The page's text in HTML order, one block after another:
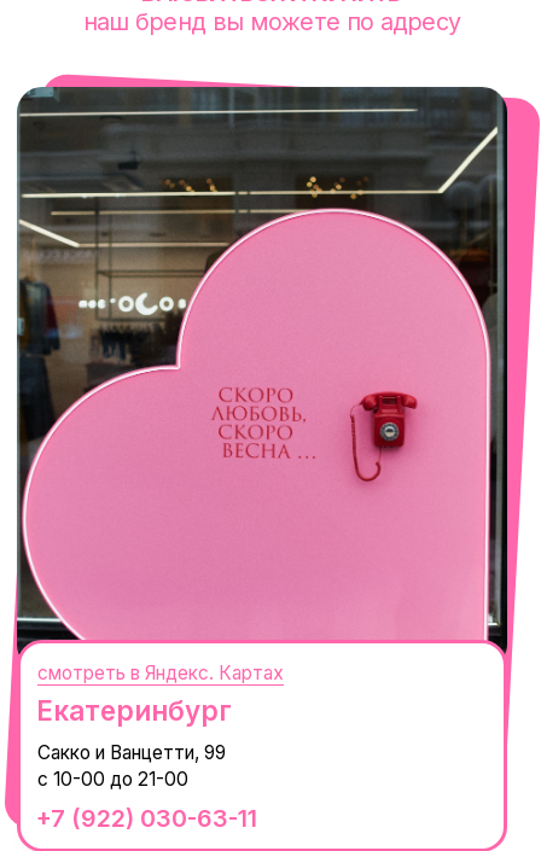
Сочи
Село Эстосадок, ТРЦ Горки Молл,
Горная Карусель, 3
+7 (919) 374-04-04
с 10-00 до 22-00
смотреть в Яндекс. Картах
+7 (932) 602-41-15
ТРК «Европолис Ростокино»
ул. Проспект Мира, 211 к2
смотреть в Яндекс.Картах